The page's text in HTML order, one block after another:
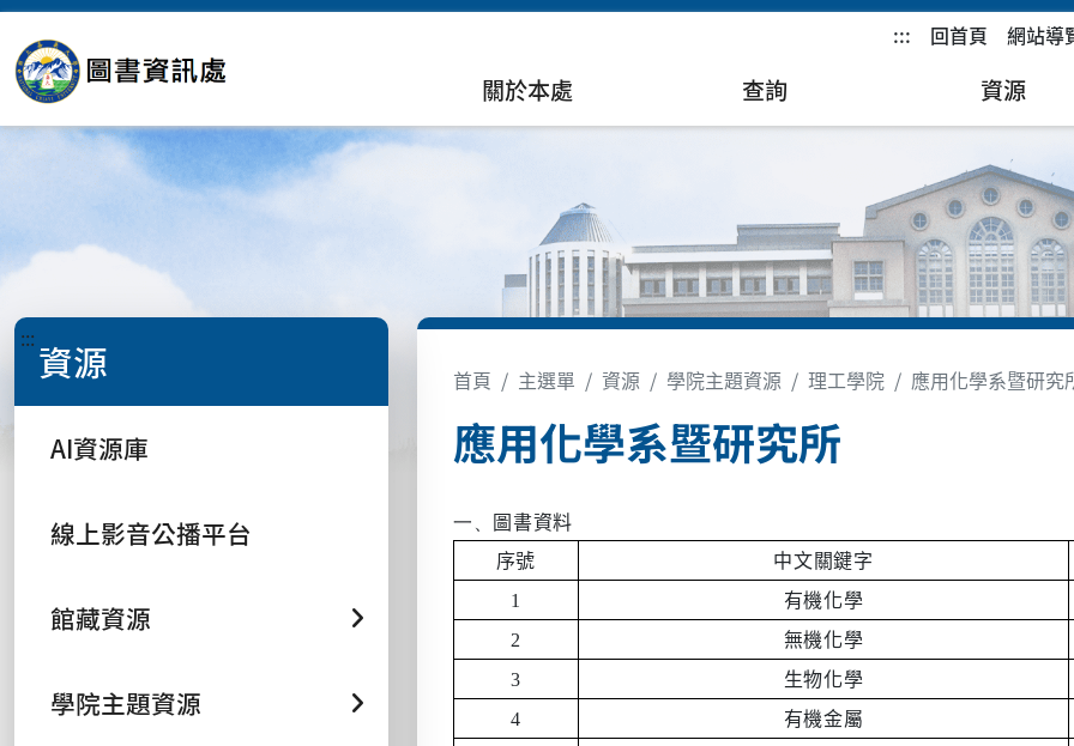
::: 回首頁 網站導
關於本處 查詢 資源
::: 資源
AI資源庫
線上影音公播平台
館藏資源
學院主題資源
首頁 主選單 資源 學院主題資源 理工學院 應用化學系暨研究
應用化學系暨研究所
一、
圖書資料
序號
中文關鍵字
1
有機化學
2
無機化學
3
生物化學
4
有機金屬